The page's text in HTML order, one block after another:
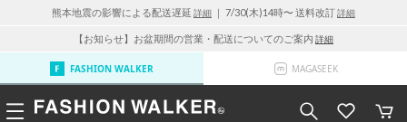
熊本地震の影響による配送遅延 詳細 ｜ 7/30(木)14時〜 送料改訂詳細
【お知らせ】お盆期間の営業・配送についてのご案内 詳細
FASHION WALKER MAGASEEK